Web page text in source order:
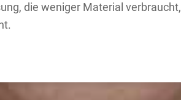
die weniger Material verbraucht,